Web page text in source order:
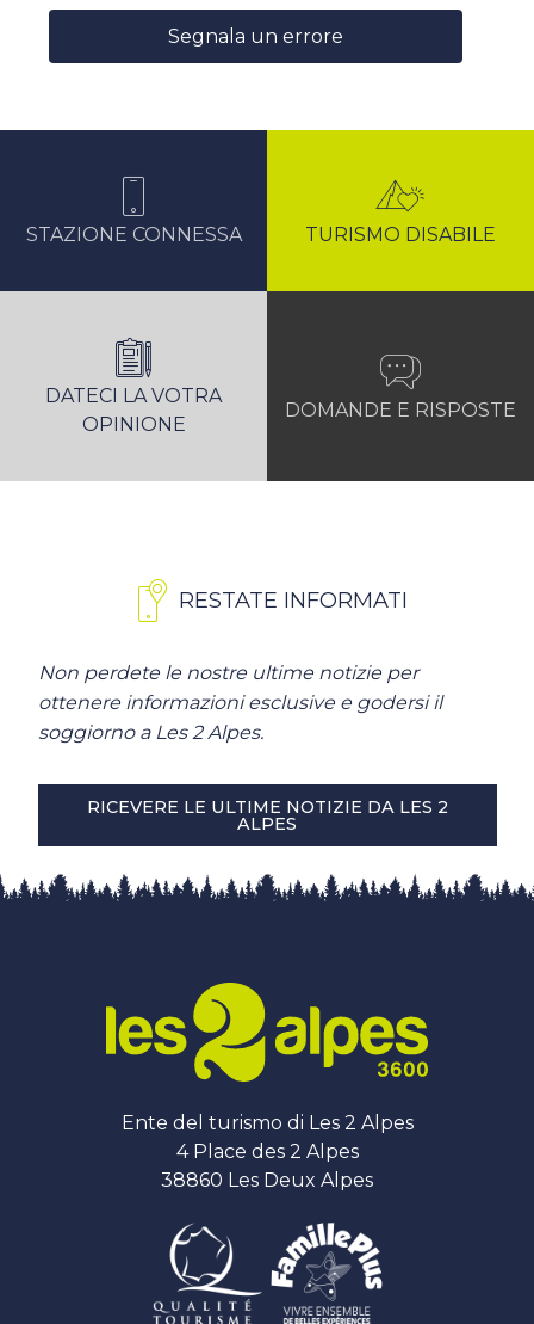
Segnala un errore
STAZIONE CONNESSA TURISMO DISABILE
DATECI LA VOTRA
OPINIONE
DOMANDE E RISPOSTE
RESTATE INFORMATI
Non perdete le nostre ultime notizie per
ottenere informazioni esclusive e godersi il
soggiorno a Les 2 Alpes.
RICEVERE LE ULTIME NOTIZIE DA LES 2
ALPES
Ente del turismo di Les 2 Alpes
4 Place des 2 Alpes
38860 Les Deux Alpes